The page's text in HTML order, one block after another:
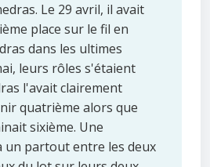
Le 29 avril, il avait
place sur le fil en
dans les ultimes
leurs rôles s'étaient
l'avait clairement
quatrième alors que
sixième. Une
partout entre les deux